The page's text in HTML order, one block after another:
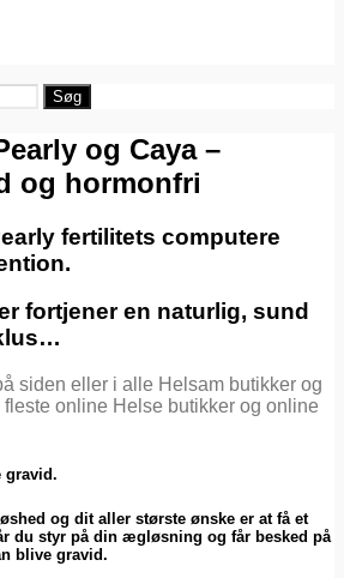
Søg
og Caya –
og hormonfri
fertilitets computere
fortjener en naturlig, sund
siden eller i alle Helsam butikker og
online Helse butikker og online
gravid.
og dit aller største ønske er at få et
du styr på din ægløsning og får besked på
blive gravid.